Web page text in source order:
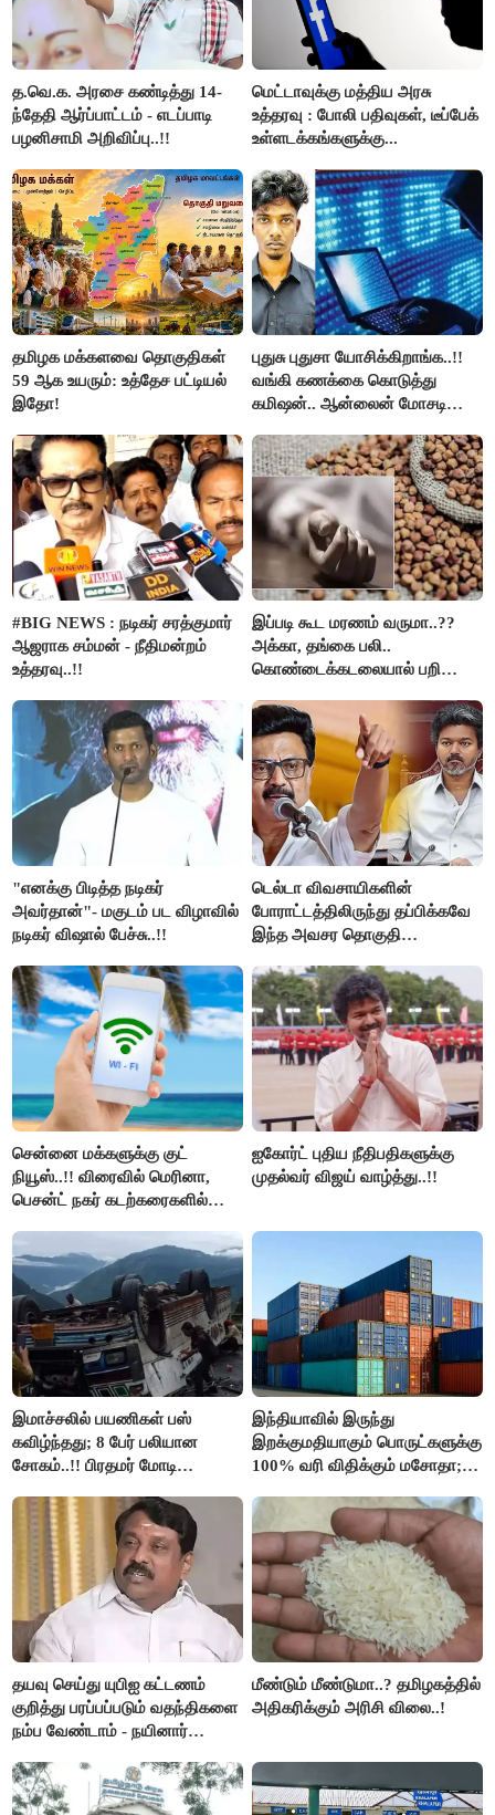
த.வெ.க. அரசை கண்டித்து 14-
ந்தேதி ஆர்ப்பாட்டம் - எடப்பாடி
பழனிசாமி அறிவிப்பு..!!
மெட்டாவுக்கு மத்திய அரசு
உத்தரவு : போலி பதிவுகள், டீப்பேக்
உள்ளடக்கங்களுக்கு...
தமிழக மக்களவை தொகுதிகள்
59 ஆக உயரும்: உத்தேச பட்டியல்
இதோ!
புதுசு புதுசா யோசிக்கிறாங்க..!!
வங்கி கணக்கை கொடுத்து
கமிஷன்.. ஆன்லைன் மோசடி
கைது..!!
#BIG NEWS : நடிகர் சரத்குமார்
ஆஜராக சம்மன் - நீதிமன்றம்
உத்தரவு..!!
இப்படி கூட மரணம் வருமா..??
அக்கா, தங்கை பலி..
கொண்டைக்கடலையால் பறிபோன
"எனக்கு பிடித்த நடிகர்
அவர்தான்"- மகுடம் பட விழாவில்
நடிகர் விஷால் பேச்சு..!!
டெல்டா விவசாயிகளின்
போராட்டத்திலிருந்து தப்பிக்கவே
இந்த அவசர தொகுதி
அரங்கேற்றுகிறார் முதலமைச்சர் -
திமுக ஐடி விங்..!!
சென்னை மக்களுக்கு குட்
நியூஸ்..!! விரைவில் மெரினா,
பெசன்ட் நகர் கடற்கரைகளில்
ஐகோர்ட் புதிய நீதிபதிகளுக்கு
முதல்வர் விஜய் வாழ்த்து..!!
இமாச்சலில் பயணிகள் பஸ்
கவிழ்ந்தது; 8 பேர் பலியான
சோகம்..!! பிரதமர் மோடி
இந்தியாவில் இருந்து
இறக்குமதியாகும் பொருட்களுக்கு
100% வரி விதிக்கும் மசோதா;
தயவு செய்து யுபிஐ கட்டணம்
குறித்து பரப்பப்படும் வதந்திகளை
நம்ப வேண்டாம் - நயினார்
மீண்டும் மீண்டுமா..? தமிழகத்தில்
அதிகரிக்கும் அரிசி விலை..!